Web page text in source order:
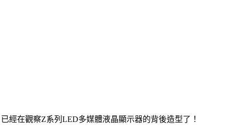
經在觀察Z系列LED多媒體液晶顯示器的背後造型了！